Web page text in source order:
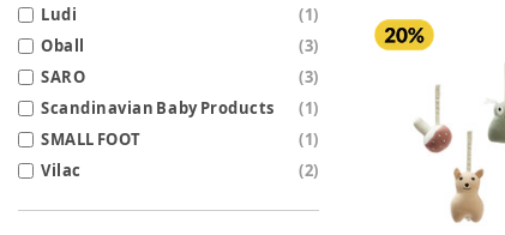
Ludi (1)
Oball
(3)
SARO
(3)
Scandinavian Baby Products
(1)
SMALL FOOT
(1)
Vilac
(2)